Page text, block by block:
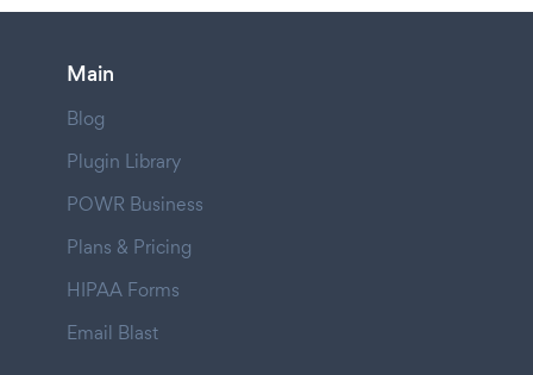
Main
Blog
Plugin Library
POWR Business
Plans & Pricing
HIPAA Forms
Email Blast